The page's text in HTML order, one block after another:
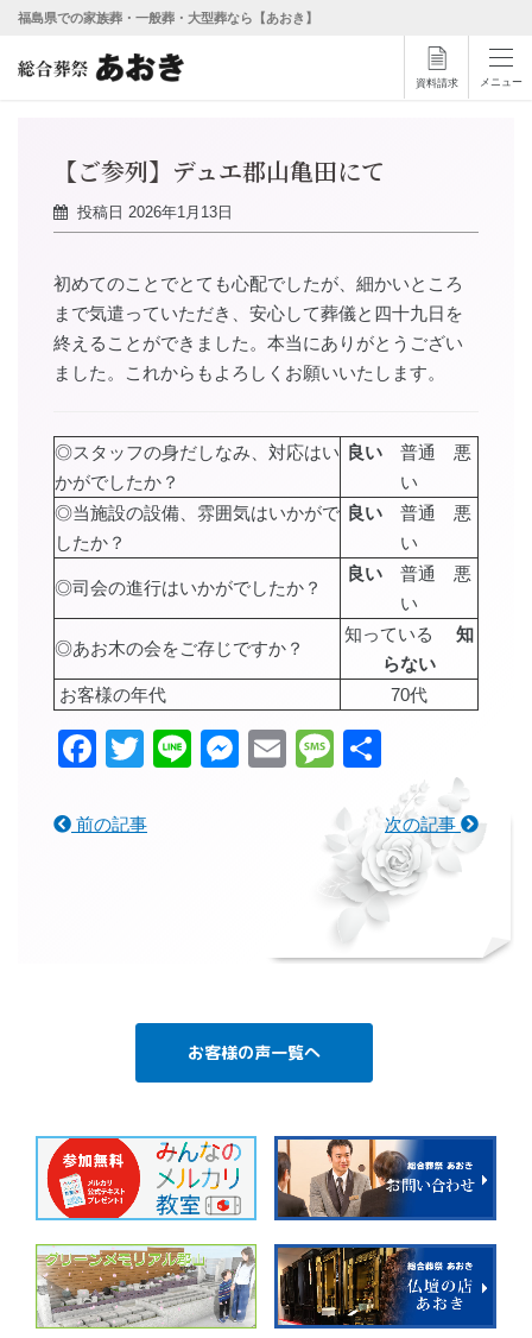
福島県での家族葬・一般葬・大型葬なら【あおき】
資料請求 メニュー
【ご参列】デュエ郡山亀田にて
投稿日 2026年1月13日
初めてのことでとても心配でしたが、細かいところ
まで気遣っていただき、安心して葬儀と四十九日を
終えることができました。本当にありがとうござい
ました。これからもよろしくお願いいたします。
◎スタッフの身だしなみ、対応はい
かがでしたか？
良い 普通 悪
い
◎当施設の設備、雰囲気はいかがで
したか？
良い 普通 悪
い
◎司会の進行はいかがでしたか？
良い 普通 悪
い
◎あお木の会をご存じですか？
知っている
知
らない
お客様の年代
70代
Facebook
Twitter
LineMessenger
EmailMessage
有
前の記事 次の記事
お客様の声一覧へ